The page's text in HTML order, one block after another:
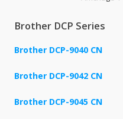
Brother DCP Series
Brother DCP-9040 CN
Brother DCP-9042 CN
Brother DCP-9045 CN